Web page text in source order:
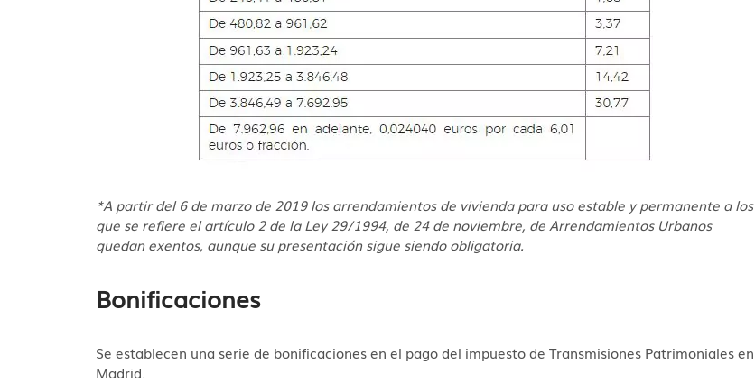
*A partir del 6 de marzo de 2019 los arrendamientos de vivienda para uso estable y permanente a los
que se refiere el artículo 2 de la Ley 29/1994, de 24 de noviembre, de Arrendamientos Urbanos
quedan exentos, aunque su presentación sigue siendo obligatoria.
Bonificaciones
Se establecen una serie de bonificaciones en el pago del impuesto de Transmisiones Patrimoniales en
Madrid.